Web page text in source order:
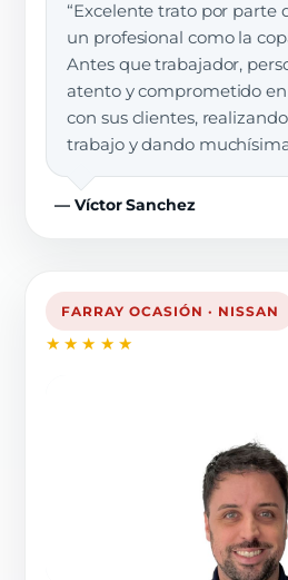
“Excelente trato por parte
un profesional como la
Antes que trabajador,
atento y comprometido
con sus clientes,
trabajo y dando
— Víctor Sanchez
FARRAY OCASIÓN · NISSAN
★★★★★